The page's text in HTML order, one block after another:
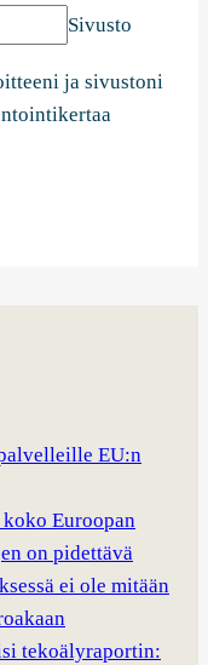
Sivusto
ja sivustoni
EU:n
Euroopan
on pidettävä
ei ole mitään
tekoälyraportin: